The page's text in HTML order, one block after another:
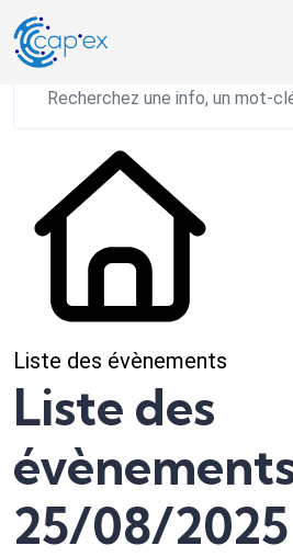
L'actualité
Liste des évènements
Liste des
25/08/2025